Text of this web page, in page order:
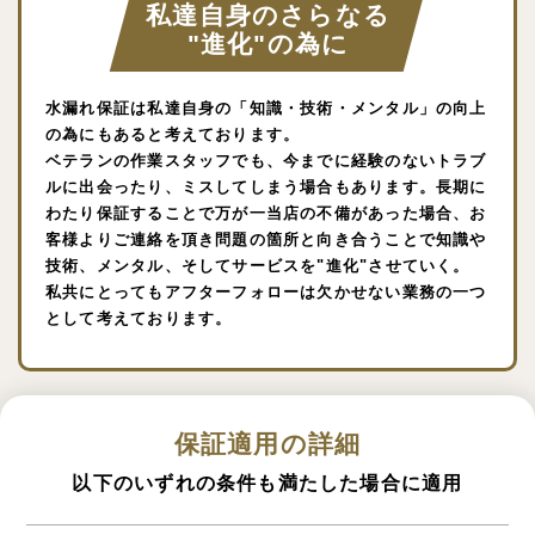
私達自身のさらなる
"進化"の為に
水漏れ保証は私達自身の「知識・技術・メンタル」の向上
の為にもあると考えております。
ベテランの作業スタッフでも、今までに経験のないトラブ
ルに出会ったり、ミスしてしまう場合もあります。長期に
わたり保証することで万が一当店の不備があった場合、お
客様よりご連絡を頂き問題の箇所と向き合うことで知識や
技術、メンタル、そしてサービスを"進化"させていく。
私共にとってもアフターフォローは欠かせない業務の一つ
として考えております。
保証適用の詳細
以下のいずれの条件も満たした場合に適用